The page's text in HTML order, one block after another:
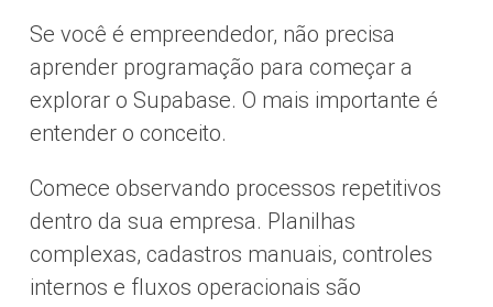
Se você é empreendedor, não precisa
aprender programação para começar a
explorar o Supabase. O mais importante é
entender o conceito.
Comece observando processos repetitivos
dentro da sua empresa. Planilhas
complexas, cadastros manuais, controles
internos e fluxos operacionais são